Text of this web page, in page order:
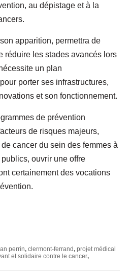
au dépistage et à la
apparition, permettra de
réduire les stades avancés lors
un plan
porter ses infrastructures,
et son fonctionnement.
de prévention
de risques majeurs,
cancer du sein des femmes à
ouvrir une offre
certainement des vocations
perrin, clermont-ferrand, projet médical
et solidaire contre le cancer,